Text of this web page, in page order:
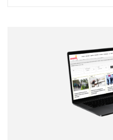
Correo electrónico
Tipo de comentario